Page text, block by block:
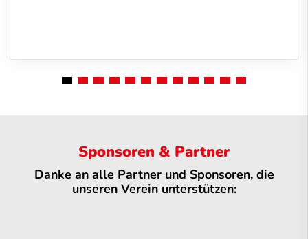
Sponsoren & Partner
Danke an alle Partner und Sponsoren, die
unseren Verein unterstützen: